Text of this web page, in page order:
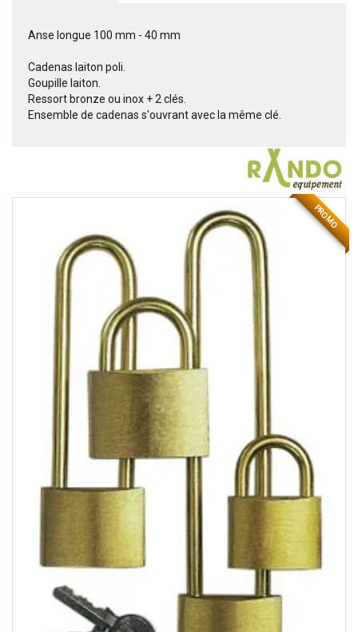
Anse longue 100 mm - 40 mm
Cadenas laiton poli.
Goupille laiton.
Ressort bronze ou inox + 2 clés.
Ensemble de cadenas s'ouvrant avec la même clé.
PROMO